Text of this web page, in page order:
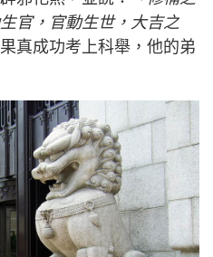
官，官動生世，大吉之
真成功考上科舉，他的弟